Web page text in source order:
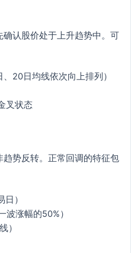
认股价处于上升趋势中。可
20日均线依次向上排列）
叉状态
势反转。正常回调的特征包
）
波涨幅的50%）
）